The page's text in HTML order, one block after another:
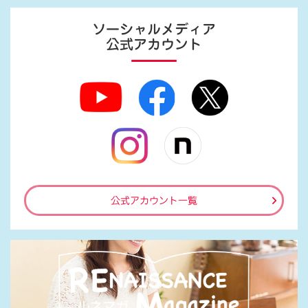
ソーシャルメディア
公式アカウント
公式アカウント一覧